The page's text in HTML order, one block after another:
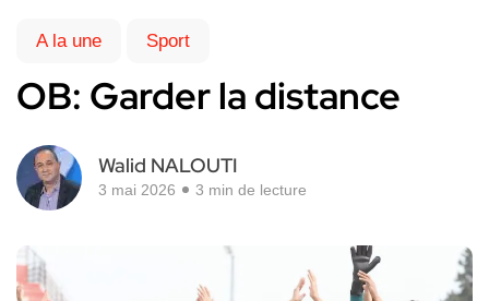
A la une Sport
OB: Garder la distance
Walid NALOUTI
3 mai 2026 3 min de lecture